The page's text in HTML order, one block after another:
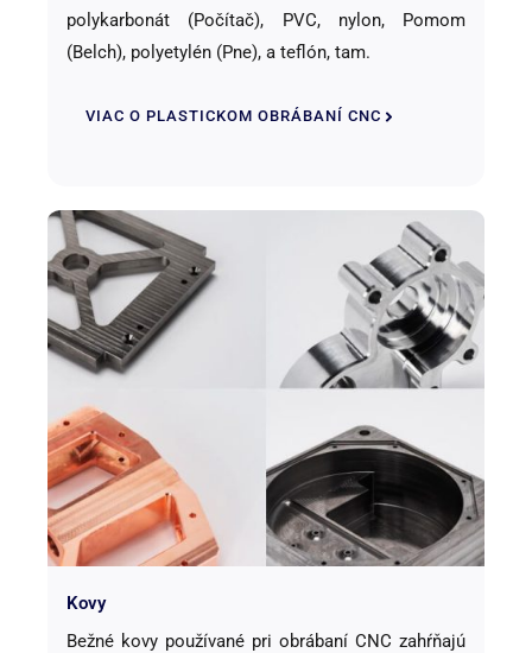
polykarbonát (Počítač), PVC, nylon, Pomom
(Belch), polyetylén (Pne), a teflón, tam.
VIAC O PLASTICKOM OBRÁBANÍ CNC
Kovy
Bežné kovy používané pri obrábaní CNC zahŕňajú